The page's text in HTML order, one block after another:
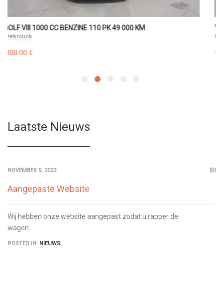
VW T-ROC CABRIO R-LINE 1500 CC BENZINE 39
Laatste Nieuws
NOVEMBER 9, 2023
Aangepaste Website
Wij hebben onze website aangepast zodat u rapper de
wagen...
POSTED IN: NIEUWS